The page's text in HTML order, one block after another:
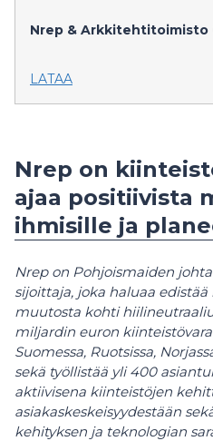
Nrep & Arkkitehtitoimisto
LATAA
Nrep on
ajaa positiivista
ihmisille ja
Nrep on Pohjoismaiden
sijoittaja, joka haluaa
muutosta kohti
miljardin euron
Suomessa, Ruotsissa,
sekä työllistää yli 400
aktiivisena kiinteistöjen
asiakaskeskeisyydestään
kehityksen ja teknologian